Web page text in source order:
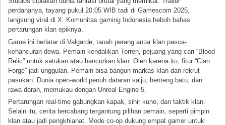
perdananya, tayang pukul 20:05 WIB tadi di Gamescom 2025,
langsung viral di X. Komunitas gaming Indonesia heboh bahas
pertarungan klan epiknya.
Game ini berlatar di Valgarde, tanah perang antar klan pasca-
kehancuran dewa. Pemain kendalikan Torren, pejuang yang cari “Blood
Relic” untuk satukan atau hancurkan klan. Oleh karena itu, fitur “Clan
Forge” jadi unggulan. Pemain bisa bangun markas klan dan rekrut
pasukan. Dunia open-world penuh dataran salju, benteng batu, dan
rawa darah, memukau dengan Unreal Engine 5.
Pertarungan real-time gabungkan kapak, sihir kuno, dan taktik klan.
Selain itu, cerita bercabang tergantung pilihan pemain, seperti pimpin
klan atau jadi pengkhianat. Mode co-op dukung empat gamer untuk